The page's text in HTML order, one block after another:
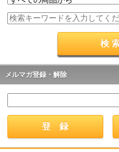
メルマガ登録・解除